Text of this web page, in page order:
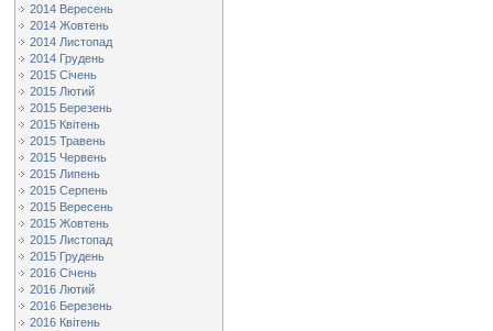
2014 Вересень
2014 Жовтень
2014 Листопад
2014 Грудень
2015 Січень
2015 Лютий
2015 Березень
2015 Квітень
2015 Травень
2015 Червень
2015 Липень
2015 Серпень
2015 Вересень
2015 Жовтень
2015 Листопад
2015 Грудень
2016 Січень
2016 Лютий
2016 Березень
2016 Квітень